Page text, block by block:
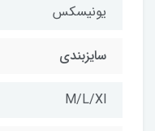
یونیسکس
سایزبندی
M/L/Xl